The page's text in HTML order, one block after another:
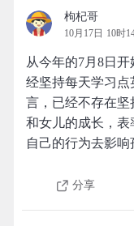
枸杞哥
10月17日 10时
从今年的7月8日
经坚持每天学习
言，已经不存在坚
和女儿的成长，表
自己的行为去影响
分享